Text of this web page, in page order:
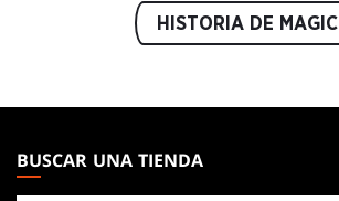
HISTORIA DE MAGIC
THE
GATHERING
BUSCAR UNA TIENDA